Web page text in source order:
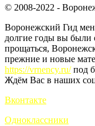
© 2008-2022 -
Воронежский Гид
долгие годы вы
прощаться,
прежние и новые
https://vrnency.ru/под
Ждём Вас в наших
Вконтакте
Одноклассники